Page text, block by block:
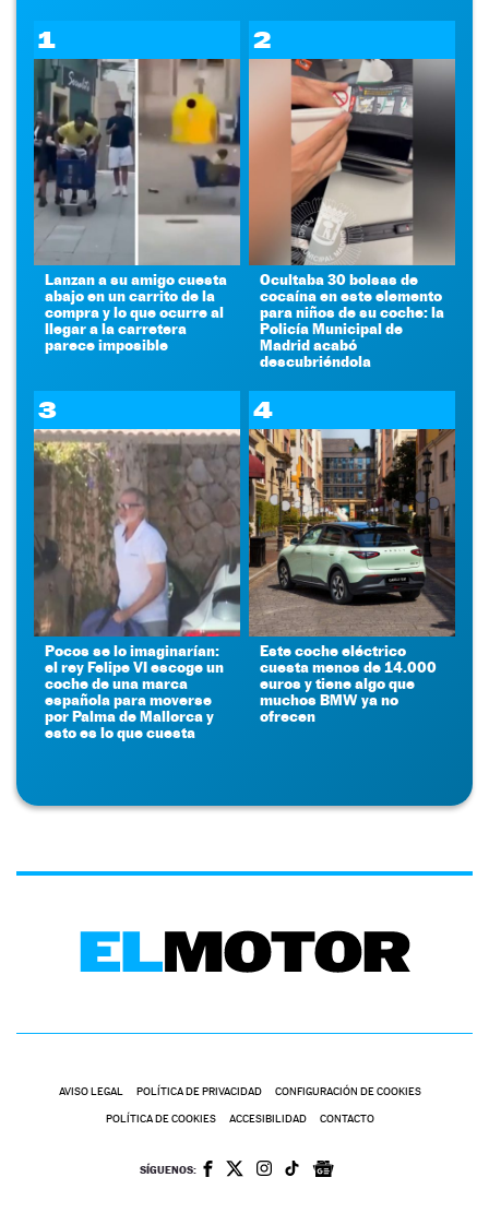
1
Lanzan a su amigo cuesta
abajo en un carrito de la
compra y lo que ocurre al
llegar a la carretera
parece imposible
2
Ocultaba 30 bolsas de
cocaína en este elemento
para niños de su coche: la
Policía Municipal de
Madrid acabó
descubriéndola
3
Pocos se lo imaginarían:
el rey Felipe VI escoge un
coche de una marca
española para moverse
por Palma de Mallorca y
esto es lo que cuesta
4
Este coche eléctrico
cuesta menos de 14.000
euros y tiene algo que
muchos BMW ya no
ofrecen
AVISO LEGAL POLÍTICA DE PRIVACIDAD CONFIGURACIÓN DE COOKIES
POLÍTICA DE COOKIES ACCESIBILIDAD CONTACTO
SÍGUENOS: